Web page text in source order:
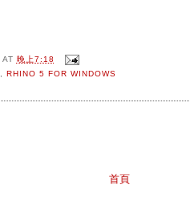
AT 晚上7:18
, RHINO 5 FOR WINDOWS
首頁